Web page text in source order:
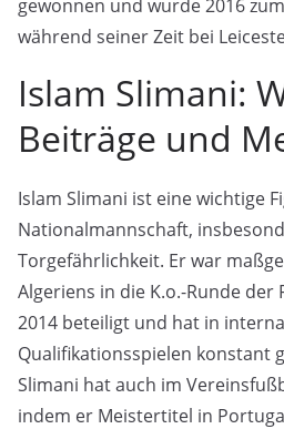
gewonnen und wurde 2016
während seiner Zeit bei
Islam Slimani:
Beiträge und
Islam Slimani ist eine wichtige
Nationalmannschaft,
Torgefährlichkeit. Er war
Algeriens in die K.o.-Runde der
2014 beteiligt und hat in
Qualifikationsspielen konstant
Slimani hat auch im
indem er Meistertitel in